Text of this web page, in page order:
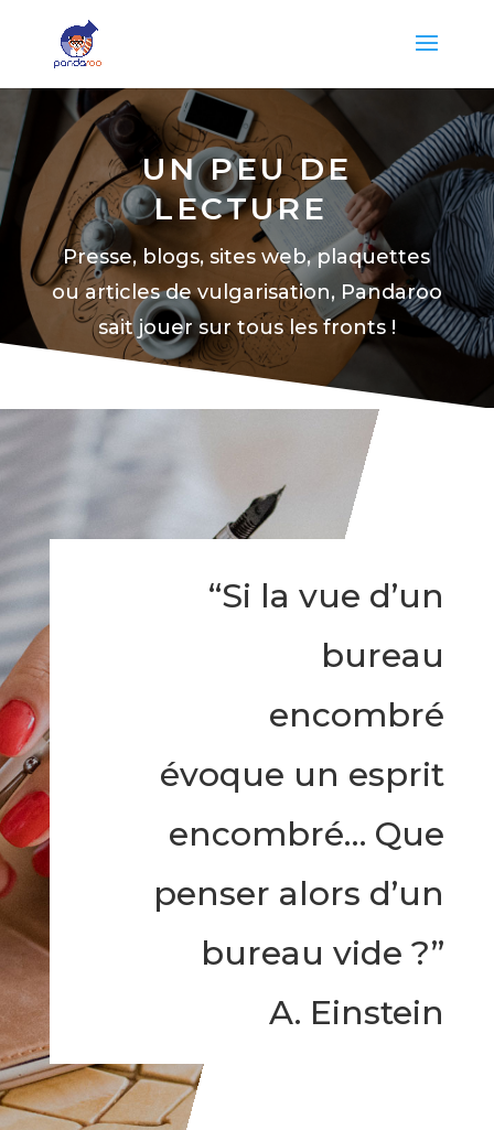
UN PEU DE
LECTURE
Presse, blogs, sites web, plaquettes
ou articles de vulgarisation, Pandaroo
sait jouer sur tous les fronts !
“Si la vue d’un
bureau
encombré
évoque un esprit
encombré… Que
penser alors d’un
bureau vide ?”
A. Einstein